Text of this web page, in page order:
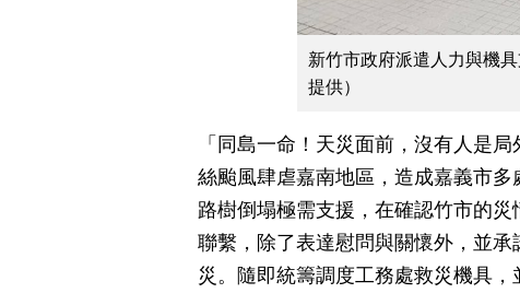
新竹市政府派遣人力與機
提供）
「同島一命！天災面前，沒有人是
絲颱風肆虐嘉南地區，造成嘉義市
路樹倒塌極需支援，在確認竹市的
聯繫，除了表達慰問與關懷外，並
災。隨即統籌調度工務處救災機具